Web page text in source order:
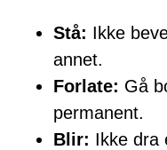
Stå: Ikke
annet.
Forlate: Gå
permanent.
Blir: Ikke dra